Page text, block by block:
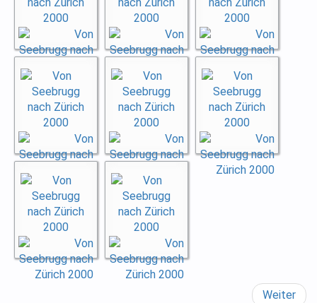
Weiter